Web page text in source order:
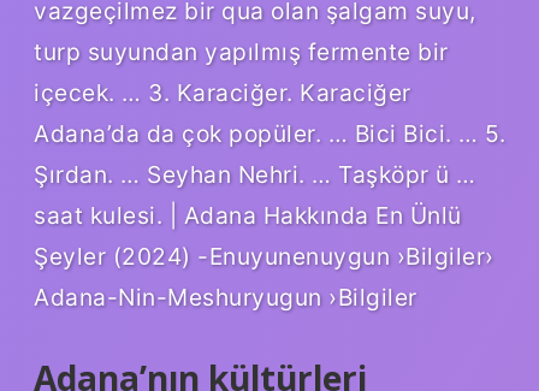
vazgeçilmez bir qua olan şalgam suyu,
turp suyundan yapılmış fermente bir
içecek. … 3. Karaciğer. Karaciğer
Adana’da da çok popüler. … Bici Bici. … 5.
Şırdan. … Seyhan Nehri. … Taşköpr ü …
saat kulesi. | Adana Hakkında En Ünlü
Şeyler (2024) -Enuyunenuygun ›Bilgiler›
Adana-Nin-Meshuryugun ›Bilgiler
Adana’nın kültürleri